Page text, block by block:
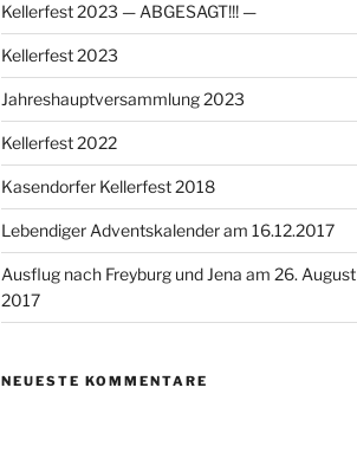
Kellerfest 2023 — ABGESAGT!!! —
Kellerfest 2023
Jahreshauptversammlung 2023
Kellerfest 2022
Kasendorfer Kellerfest 2018
Lebendiger Adventskalender am 16.12.2017
Ausflug nach Freyburg und Jena am 26. August
2017
NEUESTE KOMMENTARE